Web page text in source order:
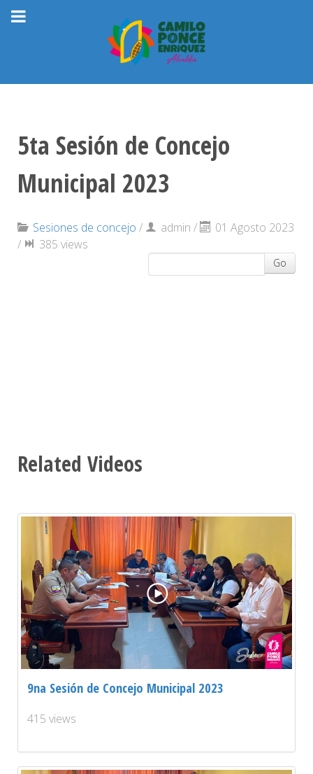
5ta Sesión de Concejo
Municipal 2023
Sesiones de concejo / admin /
01 Agosto 2023
/
385 views
Go
Related Videos
9na Sesión de Concejo Municipal 2023
415 views